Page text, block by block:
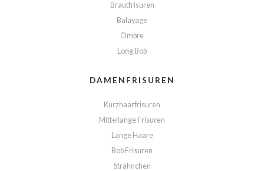
Brautfrisuren
Balayage
Ombre
Long Bob
DAMENFRISUREN
Kurzhaarfrisuren
Mittellange Frisuren
Lange Haare
Bob Frisuren
Strähnchen